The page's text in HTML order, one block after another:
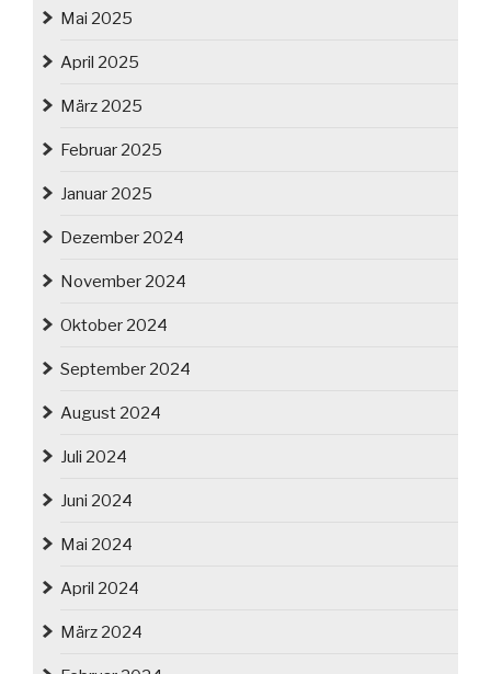
Mai 2025
April 2025
März 2025
Februar 2025
Januar 2025
Dezember 2024
November 2024
Oktober 2024
September 2024
August 2024
Juli 2024
Juni 2024
Mai 2024
April 2024
März 2024